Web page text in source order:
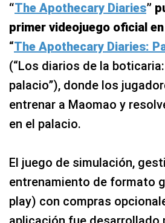
“The Apothecary Diaries”
primer videojuego oficial
“The Apothecary Diaries:
(“Los diarios de la
palacio”), donde los
entrenar a Maomao y
en el palacio.
El juego de simulación,
entrenamiento de formato
play) con compras